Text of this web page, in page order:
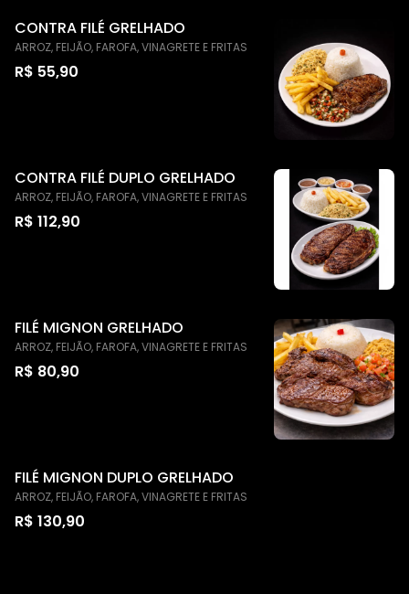
CONTRA FILÉ GRELHADO
ARROZ, FEIJÃO, FAROFA, VINAGRETE E FRITAS
R$ 55,90
CONTRA FILÉ DUPLO GRELHADO
ARROZ, FEIJÃO, FAROFA, VINAGRETE E FRITAS
R$ 112,90
FILÉ MIGNON GRELHADO
ARROZ, FEIJÃO, FAROFA, VINAGRETE E FRITAS
R$ 80,90
FILÉ MIGNON DUPLO GRELHADO
ARROZ, FEIJÃO, FAROFA, VINAGRETE E FRITAS
R$ 130,90